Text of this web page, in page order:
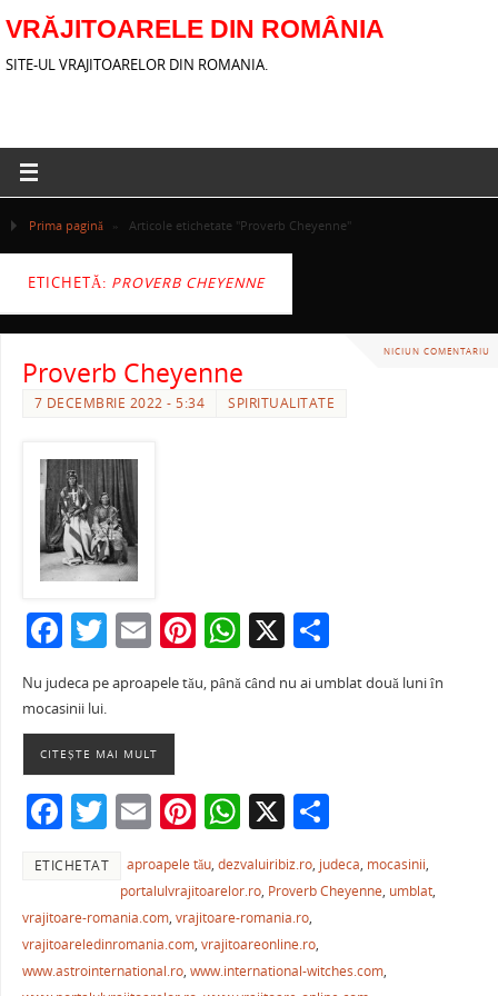
VRĂJITOARELE DIN ROMÂNIA
SITE-UL VRAJITOARELOR DIN ROMANIA.
Prima pagină » Articole etichetate "Proverb Cheyenne"
ETICHETĂ: PROVERB CHEYENNE
NICIUN COMENTARIU
Proverb Cheyenne
7 DECEMBRIE 2022 - 5:34 SPIRITUALITATE
F
a
c
e
b
o
o
k
T
itt
er
E
m
ai
l
Pi
nt
er
W
h
at
p
p
X P
ar
ta
ză
Nu judeca pe aproapele tău, până când nu ai umblat două luni în
mocasinii lui.
CITEȘTE MAI MULT
F
c
e
b
T
itt
er
E
m
ai
l
Pi
nt
er
e
st
W
h
at
s
A
X P
ar
ta
a
ETICHETAT aproapele tău,dezvaluiribiz.ro, judeca, mocasinii,
portalulvrajitoarelor.ro, Proverb Cheyenne, umblat,
vrajitoare-romania.com, vrajitoare-romania.ro,
vrajitoareledinromania.com, vrajitoareonline.ro,
www.astrointernational.ro, www.international-witches.com,